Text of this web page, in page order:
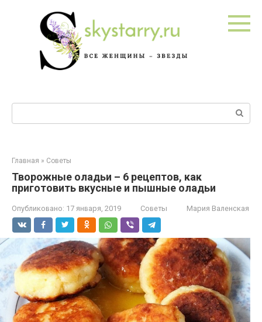
Поиск:
Главная » Советы
Творожные оладьи – 6 рецептов, как
приготовить вкусные и пышные оладьи
Опубликовано: 17 января, 2019 Советы Мария Валенская